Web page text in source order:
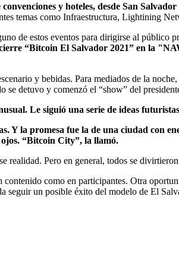
y hoteles, desde San
temas como Infraestructura, Lightining
de estos eventos para dirigirse al público
“Bitcoin El Salvador 2021” en la
y bebidas. Para mediados de la
se detuvo y comenzó el “show” del
Le siguió una serie de ideas
Y la promesa fue la de una ciudad con
“Bitcoin City”, la llamó.
realidad. Pero en general, todos se
como en participantes. Otra
seguir un posible éxito del modelo de El